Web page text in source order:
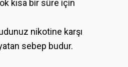
kısa bir süre için
nikotine karşı
sebep budur.